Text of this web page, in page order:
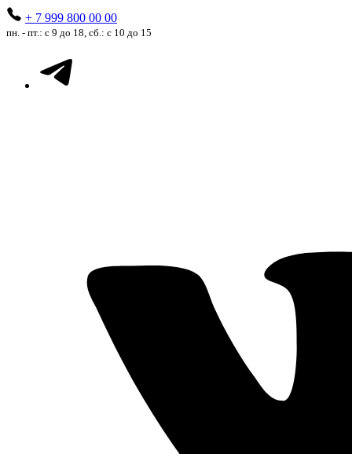
+ 7 999 800 00 00
пн. - пт.: с 9 до 18, сб.: с 10 до 15